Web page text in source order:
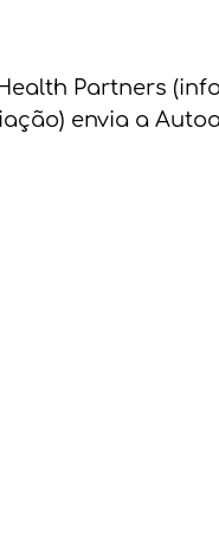
Partners
envia a